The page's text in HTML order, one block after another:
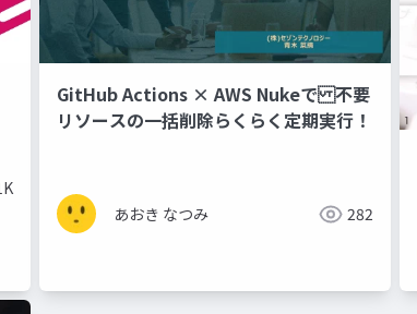
GitHub Actions × AWS Nukeで 不要
リソースの一括削除らくらく定期実行！
あおき なつみ 282